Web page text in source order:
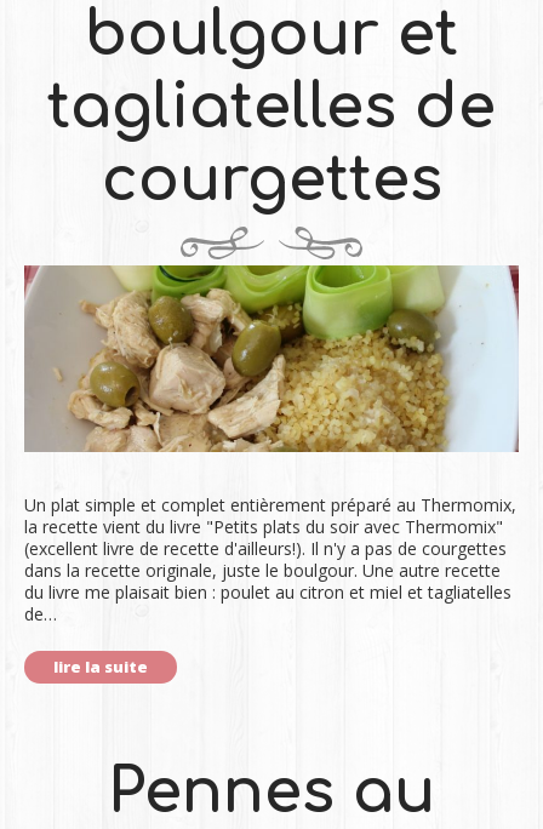
boulgour et
tagliatelles de
courgettes
Un plat simple et complet entièrement préparé au Thermomix,
la recette vient du livre "Petits plats du soir avec Thermomix"
(excellent livre de recette d'ailleurs!). Il n'y a pas de courgettes
dans la recette originale, juste le boulgour. Une autre recette
du livre me plaisait bien : poulet au citron et miel et tagliatelles
de…
lire la suite
Pennes au